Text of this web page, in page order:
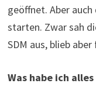
geöffnet. Aber
starten. Zwar sah
SDM aus, blieb
Was habe ich